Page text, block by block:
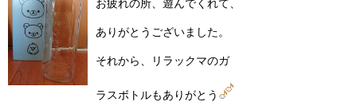
お疲れの所、遊んでくれて、
ありがとうございました。
それから、リラックマのガ
ラスボトルもありがとう